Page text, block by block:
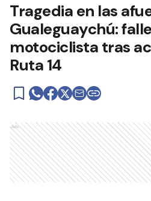
Tragedia en las
Gualeguaychú:
motociclista tras
Ruta 14
Ads